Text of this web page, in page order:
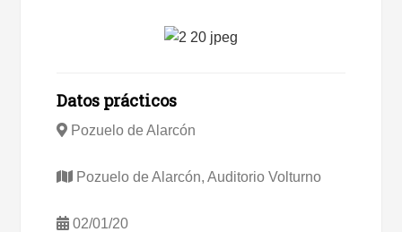
Datos prácticos
Pozuelo de Alarcón
Pozuelo de Alarcón, Auditorio Volturno
02/01/20